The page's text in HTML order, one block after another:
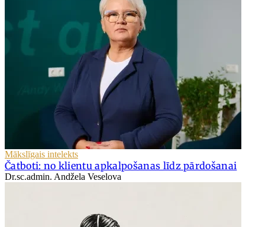
Mākslīgais intelekts
Čatboti: no klientu apkalpošanas līdz pārdošanai
Dr.sc.admin. Andžela Veselova